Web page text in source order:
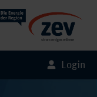
Login